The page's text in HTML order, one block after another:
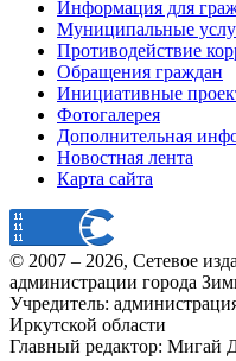
Информация для
Муниципальные
Противодействие
Обращения граждан
Инициативные
Фотогалерея
Дополнительная
Новостная лента
Карта сайта
© 2007 – 2026, Сетевое
администрации города
Учредитель:
Иркутской области
Главный редактор: Мигай